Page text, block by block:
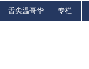
舌尖温哥华 专栏